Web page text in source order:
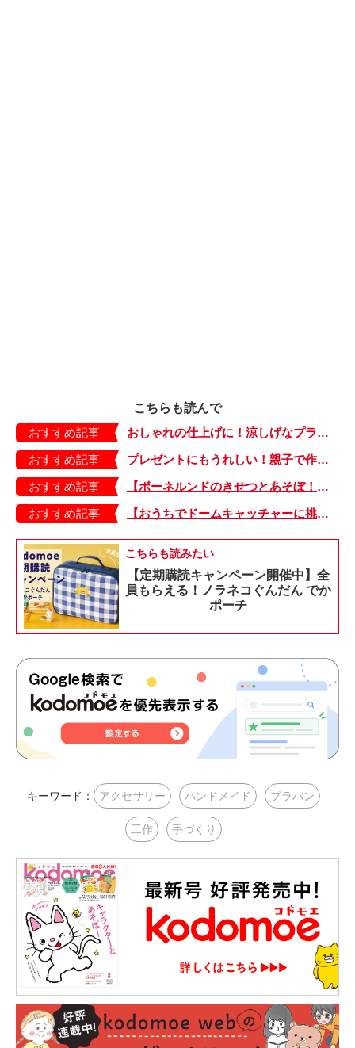
こちらも読んで
おすすめ記事
おしゃれの仕上げに！涼しげなプラバンアクセサリーはいかが？【付け襟ネックレスの作り方】
おすすめ記事
プレゼントにもうれしい！親子で作る世界にひとつのプラバンアクセ【ロゼット風ネームブローチの作り方】
おすすめ記事
【ボーネルンドのきせつとあそぼ！】画用紙に、塗って、切って、貼って完成！ 夏を彩る元気なお花「カラフルサンフラワー」の作り方
おすすめ記事
【おうちでドームキャッチャーに挑戦だ】アンパンマン わくわくドームキャッチャー
こちらも読みたい
【定期購読キャンペーン開催中】全
員もらえる！ノラネコぐんだん でか
ポーチ
キーワード： アクセサリー ハンドメイド プラバン
工作 手づくり